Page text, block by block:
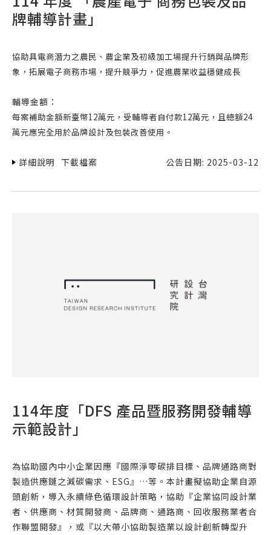
牌輔導計畫」
協助具電商潛力之農民、農企業及初級加工場提升行銷與品牌形
象，拓展電子商務市場，提升競爭力，促進農業收益穩健成長
輔導金額：
每案補助金額新臺幣12萬元，受輔導者自付款12萬元，且總額24
萬元應完全用於品牌設計及包裝改善使用。
詳細說明 下載檔案 公告日期: 2025-03-12
114年度「DFS 產品暨服務開發輔導
示範設計」
為協助國內中小企業因應『國際淨零碳排目標、品牌通路商對
製造供應鏈之減碳需求、ESG』…等。本計畫擬協助企業自源
頭創新，導入永續綠色循環設計策略，協助『企業協同設計業
者、供應商、材質開發商、品牌商、通路商、回收服務業者合
作聯盟開發』，或『以大帶小協助製造業以設計創新轉型升